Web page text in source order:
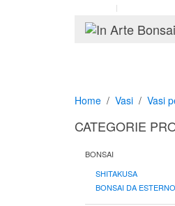
Home Vasi Vasi
CATEGORIE
BONSAI
SHITAKUSA
BONSAI DA ESTERNO